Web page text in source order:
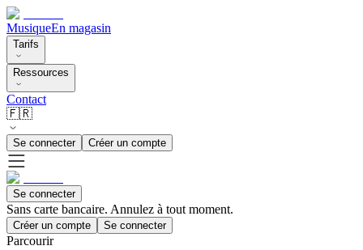
MusiqueEn magasin
Tarifs
Ressources
Contact
🇫🇷
Se connecter Créer un compte
Se connecter
Sans carte bancaire. Annulez à tout moment.
Créer un compte Se connecter
Parcourir